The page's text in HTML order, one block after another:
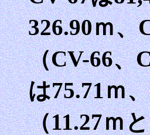
326.90ｍ
（CV-66、
は75.71ｍ
（11.27ｍ